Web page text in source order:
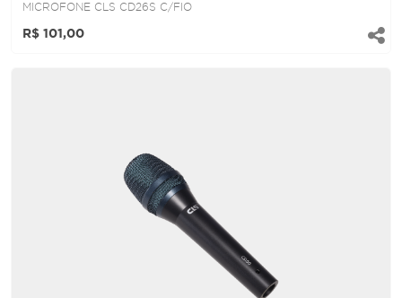
MICROFONE CLS CD26S C/FIO
R$ 101,00